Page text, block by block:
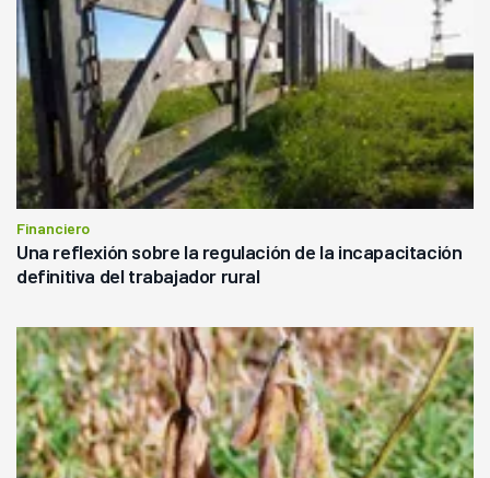
Financiero
Una reflexión sobre la regulación de la incapacitación
definitiva del trabajador rural